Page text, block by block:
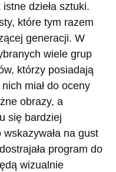
dzieła sztuki.
które tym razem
generacji. W
wiele grup
którzy posiadają
miał do oceny
obrazy, a
się bardziej
na gust
program do
wizualnie